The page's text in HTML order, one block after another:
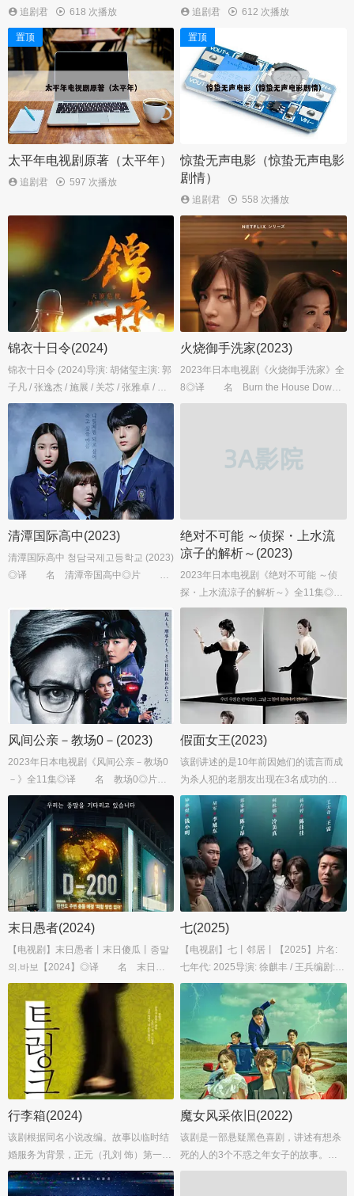
追剧君 618 次播放 追剧君 612 次播放
置顶
太平年电视剧原著（太平年）
追剧君 597 次播放
置顶
惊蛰无声电影（惊蛰无声电影
剧情）
追剧君 558 次播放
锦衣十日令(2024)
锦衣十日令 (2024)导演: 胡储玺主演: 郭
子凡 / 张逸杰 / 施展 / 关芯 / 张雅卓 / 更
多...类型: 悬疑 / 古装...
火烧御手洗家(2023)
2023年日本电视剧《火烧御手洗家》全
8◎译 名 Burn the House Down
◎片 名 御手洗家、炎上する◎
清潭国际高中(2023)
清潭国际高中 청담국제고등학교 (2023)
◎译 名 清潭帝国高中◎片
23◎产 地 韩国◎类 别 悬
疑...
绝对不可能 ～侦探・上水流
凉子的解析～(2023)
2023年日本电视剧《绝对不可能 ～侦
探・上水流涼子的解析～》全11集◎
译 名 合理的不可能~侦探上水流
凉子的解明~◎片 名 合理的にあ
り得ない～探偵・上水流涼子の解明
风间公亲－教场0－(2023)
2023年日本电视剧《风间公亲－教场0
－》全11集◎译 名 教场0◎片
名 風間公親－教場0－◎年
代 2023◎产 地 日本◎类
别 悬疑...
假面女王(2023)
该剧讲述的是10年前因她们的谎言而成
为杀人犯的老朋友出现在3名成功的朋
友面前后发生的故事。4人因一个男人
陷入人生的漩涡，开始嫉妒和欲望的战
争。...
末日愚者(2024)
【电视剧】末日愚者丨末日傻瓜丨종말
의.바보【2024】◎译 名 末日愚
者 / 末日傻瓜 / The Fool of the End / Go
odbye Earth◎片 名 종말의 바보
◎年 代 2024◎产 地 韩国...
七(2025)
【电视剧】七丨邻居丨【2025】片名:
七年代: 2025导演: 徐麒丰 / 王兵编剧:
周路明主演: 肖顺尧 / 贾青 / 胡军 / 何杜
娟 / 袁家欢 / 更多...类型: 剧情 / 悬疑 / 战
行李箱(2024)
该剧根据同名小说改编。故事以临时结
婚服务为背景，正元（孔刘 饰）第一次
婚姻失败后通过临时结婚服务认识了第
二任妻子仁智（徐玄振 饰），而正元则
魔女风采依旧(2022)
该剧是一部悬疑黑色喜剧，讲述有想杀
死的人的3个不惑之年女子的故事。李
宥利饰演孔玛丽，她有着名流丈夫和才